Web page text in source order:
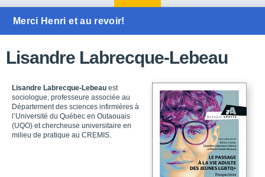
Merci Henri et au revoir!
Lisandre Labrecque-Lebeau
Lisandre Labrecque-Lebeau est
sociologue, professeure associée au
Département des sciences infirmières à
l’Université du Québec en Outaouais
(UQO) et chercheuse universitaire en
milieu de pratique au CREMIS.